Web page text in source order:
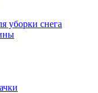
уборки снега